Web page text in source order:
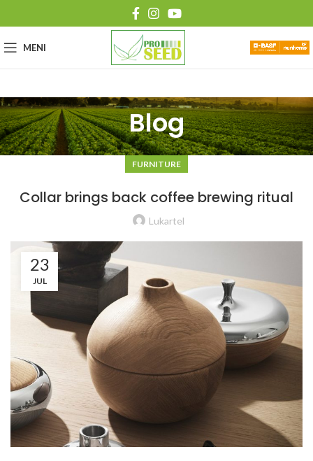
MENI
Blog
FURNITURE
Collar brings back coffee brewing ritual
Lukartel
23
JUL